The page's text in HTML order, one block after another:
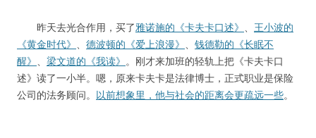
昨天去光合作用，买了雅诺施的《卡夫卡口述》 、 王小波的
《黄金时代》 、 德波顿的《爱上浪漫》 、 钱德勒的《长眠不
醒》 、 梁文道的《我读》 。刚才来加班的轻轨上把《卡夫卡口
述》读了一小半。嗯，原来卡夫卡是法律博士，正式职业是保险
公司的法务顾问。 以前想象里，他与社会的距离会更疏远一些。